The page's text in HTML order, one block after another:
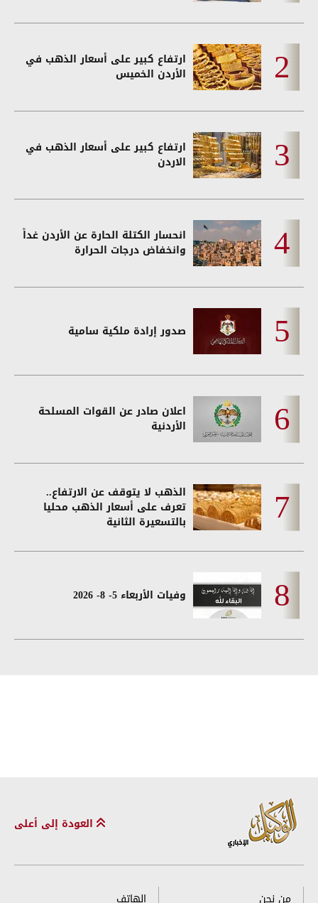
ارتفاع كبير على أسعار الذهب في
الأردن الخميس
ارتفاع كبير على أسعار الذهب في
الاردن
انحسار الكتلة الحارة عن الأردن غداً
وانخفاض درجات الحرارة
صدور إرادة ملكية سامية
اعلان صادر عن القوات المسلحة
الأردنية
الذهب لا يتوقف عن الارتفاع..
تعرف على أسعار الذهب محليا
بالتسعيرة الثانية
وفيات الأربعاء 5- 8- 2026
العودة إلى أعلى
من نحن الهاتف